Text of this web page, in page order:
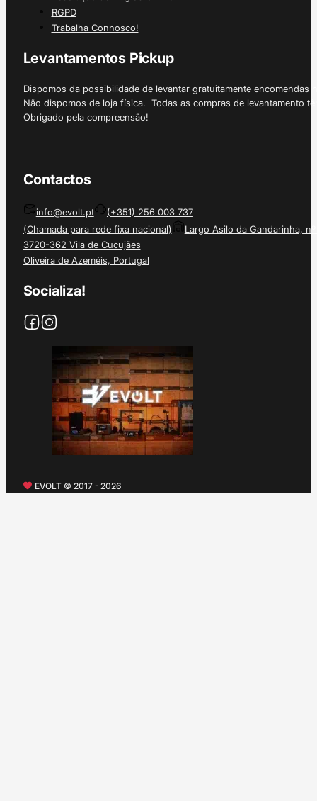
RGPD
Trabalha Connosco!
Levantamentos Pickup
Dispomos da possibilidade de levantar gratuitamente
Não dispomos de loja física. Todas as compras de levantamento
Obrigado pela compreensão!
Contactos
info@evolt.pt
(+351) 256 003 737
(Chamada para rede fixa nacional)
Largo Asilo da Gandarinha, nº
3720-362 Vila de Cucujães
Oliveira de Azeméis, Portugal
Socializa!
EVOLT © 2017 - 2026